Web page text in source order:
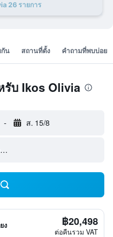
26 รายการ
น สถานที่ตั้ง คำถามที่พบบ่อย
บ Ikos Olivia
- ส. 15/8
ห้อง
ง ฿20,498
ต่อคืนรวม VAT